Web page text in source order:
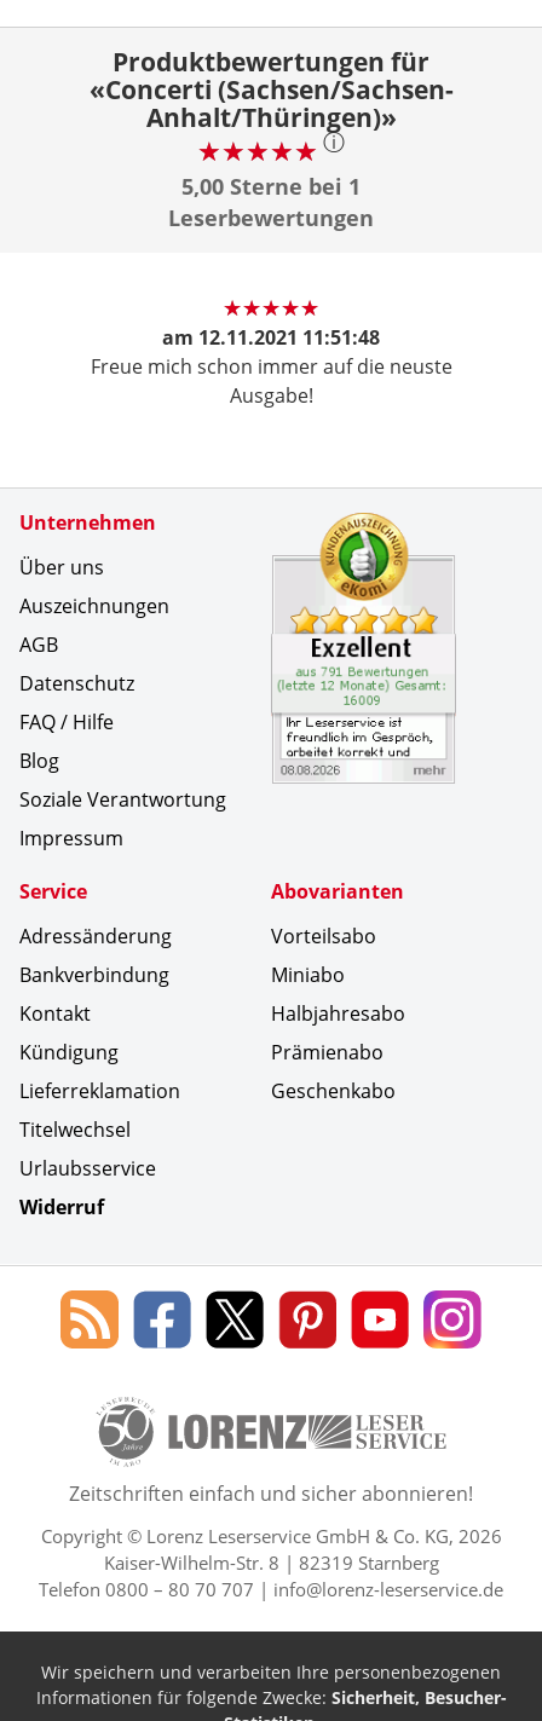
Produktbewertungen für
«Concerti (Sachsen/Sachsen-
Anhalt/Thüringen)»
ⓘ
5,00 Sterne bei 1
Leserbewertungen
am 12.11.2021 11:51:48
Freue mich schon immer auf die neuste
Ausgabe!
Unternehmen
Über uns
Auszeichnungen
AGB
Datenschutz
FAQ / Hilfe
Blog
Soziale Verantwortung
Impressum
Service
Adressänderung
Bankverbindung
Kontakt
Kündigung
Lieferreklamation
Titelwechsel
Urlaubsservice
Widerruf
Abovarianten
Vorteilsabo
Miniabo
Halbjahresabo
Prämienabo
Geschenkabo
Zertifikate
Social Media
Blog
des
Leserservice
Lorenz
Leserservice
Lorenz
Leserservice
Lorenz
Leserservice
Lorenz
Leserservice
Lorenz
50 Lesefreude im Abo Jahre
Zeitschriften einfach und sicher abonnieren!
Copyright © Lorenz Leserservice GmbH & Co. KG, 2026
Kaiser-Wilhelm-Str. 8 | 82319 Starnberg
Telefon 0800 – 80 70 707 | info@lorenz-leserservice.de
Wir speichern und verarbeiten Ihre personenbezogenen
Informationen für folgende Zwecke: Sicherheit, Besucher-